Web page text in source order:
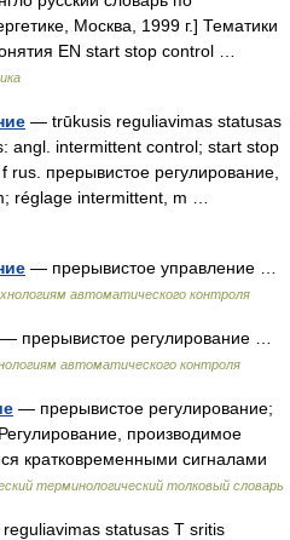
Москва, 1999 г.] Тематики
EN start stop control …
— trūkusis reguliavimas statusas
angl. intermittent control; start stop
прерывистое регулирование,
réglage intermittent, m …
— прерывистое управление …
автоматического контроля
— прерывистое регулирование …
автоматического контроля
— прерывистое регулирование;
производимое
кратковременными сигналами
терминологический толковый словарь
statusas T sritis